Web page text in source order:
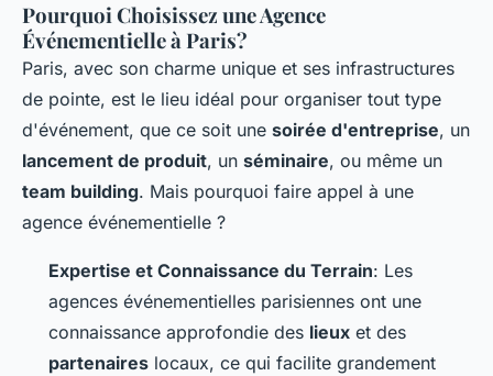
Pourquoi Choisissez une Agence
Événementielle à Paris?
Paris, avec son charme unique et ses infrastructures
de pointe, est le lieu idéal pour organiser tout type
d'événement, que ce soit une soirée d'entreprise, un
lancement de produit, un séminaire, ou même un
team building. Mais pourquoi faire appel à une
agence événementielle ?
Expertise et Connaissance du Terrain: Les
agences événementielles parisiennes ont une
connaissance approfondie des lieux et des
partenaires locaux, ce qui facilite grandement